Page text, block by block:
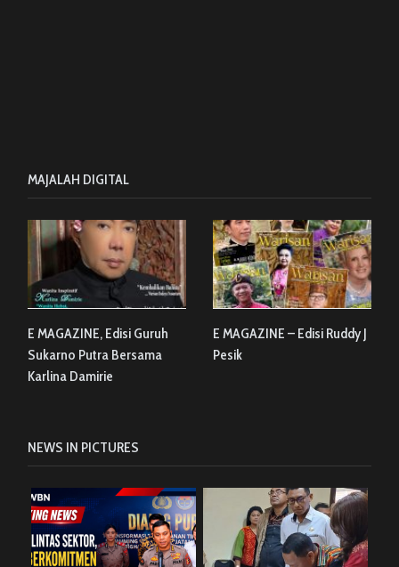
MAJALAH DIGITAL
E MAGAZINE, Edisi Guruh
Sukarno Putra Bersama
Karlina Damirie
E MAGAZINE – Edisi Ruddy J
Pesik
NEWS IN PICTURES